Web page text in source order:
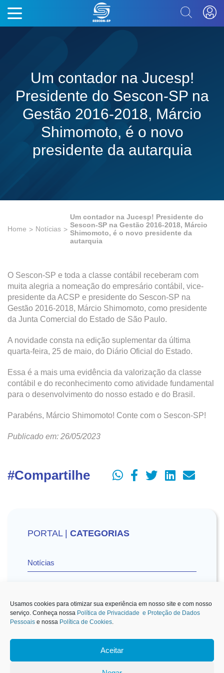
Usamos cookies para otimizar sua experiência em nosso site e com nosso
serviço. Conheça nossa Política de Privacidade e Proteção de Dados
Pessoais e nossa Política de Cookies.
Aceitar
Um contador na Jucesp!
Presidente do Sescon-SP na
Gestão 2016-2018, Márcio
Shimomoto, é o novo
presidente da autarquia
Home Notícias
Um contador na Jucesp! Presidente do
Sescon-SP na Gestão 2016-2018, Márcio
Shimomoto, é o novo presidente da
autarquia
O Sescon-SP e toda a classe contábil receberam com
muita alegria a nomeação do empresário contábil, vice-
presidente da ACSP e presidente do Sescon-SP na
Gestão 2016-2018, Márcio Shimomoto, como presidente
da Junta Comercial do Estado de São Paulo.
A novidade consta na edição suplementar da última
quarta-feira, 25 de maio, do Diário Oficial do Estado.
Essa é a mais uma evidência da valorização da classe
contábil e do reconhecimento como atividade fundamental
para o desenvolvimento do nosso estado e do Brasil.
Parabéns, Márcio Shimomoto! Conte com o Sescon-SP!
Publicado em: 26/05/2023
#Compartilhe
PORTAL | CATEGORIAS
Notícias